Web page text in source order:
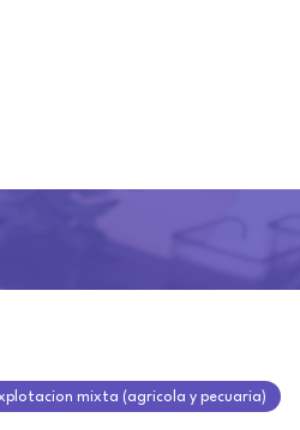
mixta (agricola y pecuaria)